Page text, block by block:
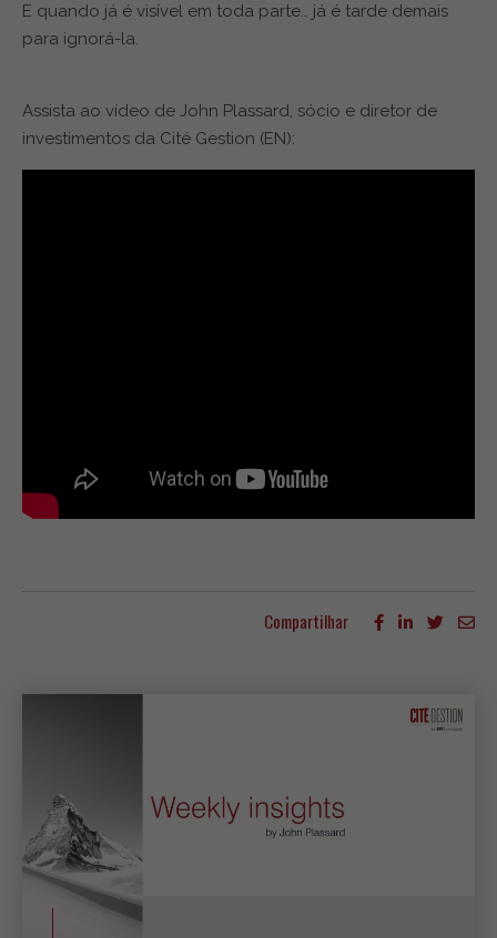
E quando já é visível em toda parte… já é tarde demais
para ignorá-la.
Assista ao vídeo de John Plassard, sócio e diretor de
investimentos da Cité Gestion (EN):
Compartilhar